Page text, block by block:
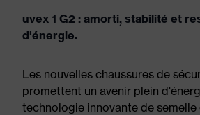
uvex 1 G2 : amorti, stabilité et
d'énergie.
Les nouvelles chaussures de
promettent un avenir plein
technologie innovante de